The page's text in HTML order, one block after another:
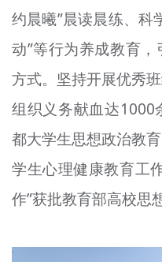
约晨曦”晨读晨练、科
动”等行为养成教育
方式。坚持开展优秀
组织义务献血达1000
都大学生思想政治教
学生心理健康教育工
作”获批教育部高校思